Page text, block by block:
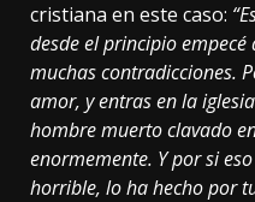
cristiana en este caso:
desde el principio
muchas contradicciones.
amor, y entras en la
hombre muerto clavado
enormemente. Y por si
horrible, lo ha hecho por